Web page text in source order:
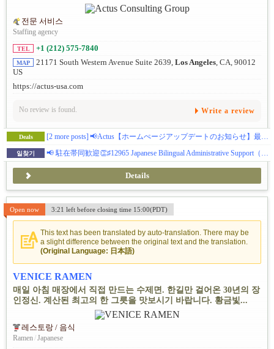
전문 서비스
Staffing agency
TEL +1 (212) 575-7840
MAP 21171 South Western Avenue Suite 2639, Los Angeles , CA, 90012
US
https://actus-usa.com
No review is found. Write a review
Deals [2 more posts] 📢Actus【ホームぺージアップデートのお知らせ】最新求人やキャリア関連の投稿をチェック !
일찾기 📢 駐在帯同歓迎👏♯12965 Japanese Bilingual Administrative Support（Hybrid／Temp to Hire／Part-Time）– Los Angeles, CA 募集中📢
Details
Open now 3:21 left before closing time 15:00(PDT)
This text has been translated by auto-translation. There may be
a slight difference between the original text and the translation.
(Original Language: 日本語)
VENICE RAMEN
매일 아침 매장에서 직접 만드는 수제면. 한길만 걸어온 30년의 장
인정신. 계산된 최고의 한 그릇을 맛보시기 바랍니다. 황금빛...
레스토랑 / 음식
Ramen /Japanese